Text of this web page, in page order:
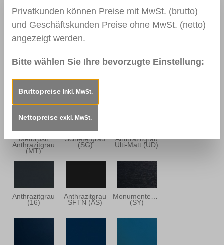
Metbrush
Quarzgrau
(MQ)
Quarzgrau
(GD)
Basaltgrau
SFTN (BD)
Alux DB 703
(AL)
Quarz Platin
(QP)
Metbrush
Anthrazitgrau
(MT)
Schiefergrau
(SG)
Anthrazitgrau
Ulti-Matt (UD)
Anthrazitgrau
(16)
Anthrazitgrau
SFTN (AS)
Monumentenblau
(SY)
Privatkunden können Preise mit MwSt. (brutto)
und Geschäftskunden Preise ohne MwSt. (netto)
angezeigt werden.
Bitte wählen Sie Ihre bevorzugte Einstellung:
Bruttopreise inkl. MwSt.
Nettopreise exkl. MwSt.